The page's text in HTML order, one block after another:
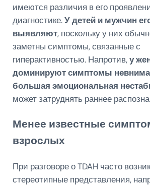
имеются различия в его
диагностике.У детей и мужчин
выявляют, поскольку у них
заметны симптомы, связанные с
гиперактивностью. Напротив,у
доминируют симптомы
большая эмоциональная
может затруднять раннее
Менее известные
взрослых
При разговоре о TDAH часто
стереотипные представления,